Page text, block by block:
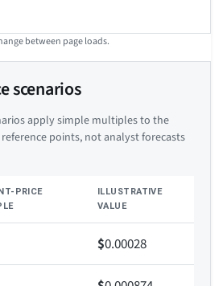
between page loads.
scenarios
apply simple multiples to the
points, not analyst forecasts
PRICE
ILLUSTRATIVE
VALUE
$0.00028